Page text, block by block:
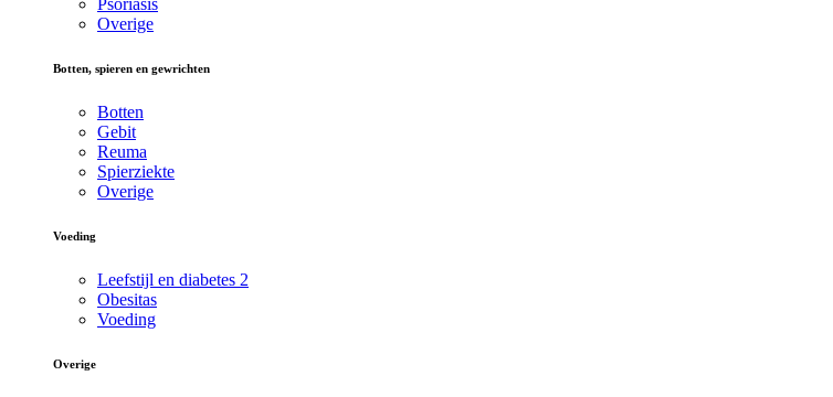
Psoriasis
Overige
Botten, spieren en gewrichten
Botten
Gebit
Reuma
Spierziekte
Overige
Voeding
Leefstijl en diabetes 2
Obesitas
Voeding
Overige